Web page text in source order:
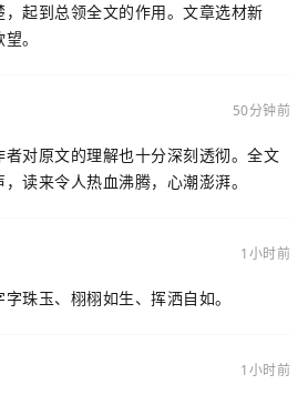
起到总领全文的作用。文章选材新
。
50分钟前
对原文的理解也十分深刻透彻。全文
读来令人热血沸腾，心潮澎湃。
1小时前
珠玉、栩栩如生、挥洒自如。
1小时前